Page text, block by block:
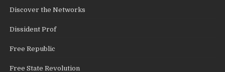
Discover the Networks
Dissident Prof
Free Republic
Free State Revolution